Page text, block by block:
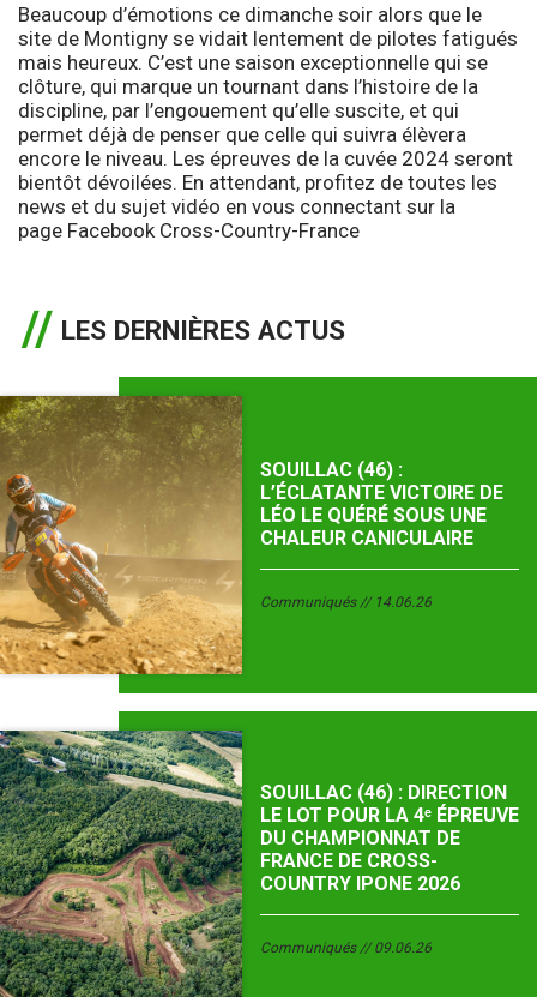
Beaucoup d’émotions ce dimanche soir alors que le
site de Montigny se vidait lentement de pilotes fatigués
mais heureux. C’est une saison exceptionnelle qui se
clôture, qui marque un tournant dans l’histoire de la
discipline, par l’engouement qu’elle suscite, et qui
permet déjà de penser que celle qui suivra élèvera
encore le niveau. Les épreuves de la cuvée 2024 seront
bientôt dévoilées. En attendant, profitez de toutes les
news et du sujet vidéo en vous connectant sur la
page Facebook Cross-Country-France
LES DERNIÈRES ACTUS
SOUILLAC (46) :
L’ÉCLATANTE VICTOIRE DE
LÉO LE QUÉRÉ SOUS UNE
CHALEUR CANICULAIRE
Communiqués 14.06.26
SOUILLAC (46) : DIRECTION
LE LOT POUR LA 4ᵉ ÉPREUVE
DU CHAMPIONNAT DE
FRANCE DE CROSS-
COUNTRY IPONE 2026
Communiqués 09.06.26